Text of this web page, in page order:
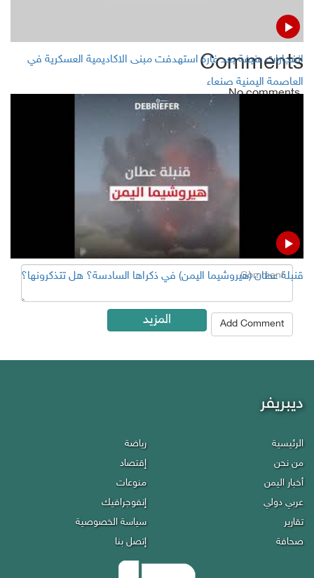
Comments
No comments
Add Comment
Comment
Add Comment
Debriefer
HOME
About Us
Politics
Reports
Press
Sport
Economy
Miscellany
Infographics
Privacy policy
Contact Us
انفجارات عنيفة بعد غارة استهدفت مبنى الاكاديمية العسكرية في
العاصمة اليمنية صنعاء
قنبلة عطان (هيروشيما اليمن) في ذكراها السادسة؟ هل تتذكرونها؟
المزيد
ديبريفر
الرئيسية
من نحن
أخبار اليمن
عربي دولي
تقارير
صحافة
رياضة
إقتصاد
منوعات
إنفوجرافيك
سياسة الخصوصية
إتصل بنا